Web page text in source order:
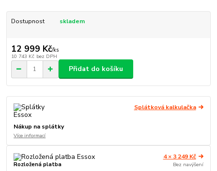
Dostupnost skladem
12 999 Kč/ks
10 743 Kč bez DPH
Přidat do košíku
Splátková kalkulačka
Nákup na splátky
Více informací
Rozložená platba
4 × 3 249 Kč
Bez navýšení